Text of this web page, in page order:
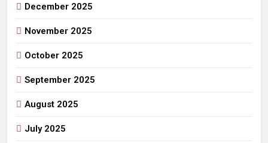
December 2025
November 2025
October 2025
September 2025
August 2025
July 2025